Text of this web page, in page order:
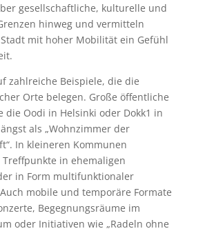
gesellschaftliche, kulturelle und
hinweg und vermitteln
mit hoher Mobilität ein Gefühl
zahlreiche Beispiele, die die
Orte belegen. Große öffentliche
die Oodi in Helsinki oder Dokk1 in
als „Wohnzimmer der
In kleineren Kommunen
in ehemaligen
in Form multifunktionaler
mobile und temporäre Formate
Begegnungsräume im
oder Initiativen wie „Radeln ohne